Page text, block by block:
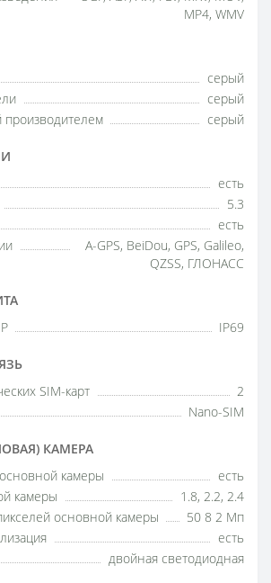
MP4, WMV
серый
серый
производителем
серый
есть
5.3
есть
A-GPS, BeiDou, GPS, Galileo,
QZSS, ГЛОНАСС
IP69
SIM-карт
2
Nano-SIM
КАМЕРА
камеры
есть
камеры
1.8, 2.2, 2.4
основной камеры
50 8 2 Мп
есть
двойная светодиодная